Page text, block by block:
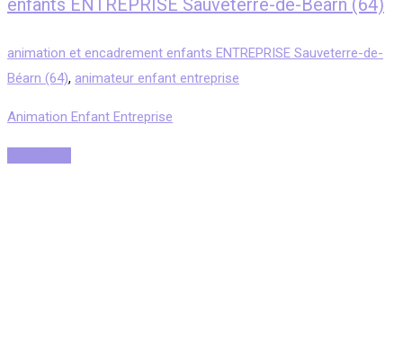
animation et encadrement enfants ENTREPRISE Sauveterre-de-
Béarn (64), animateur enfant entreprise
Animation Enfant Entreprise